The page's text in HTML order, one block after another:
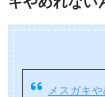
メスガキ